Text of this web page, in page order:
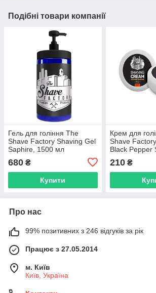
Подібні товари компанії
Гель для гоління The
Shave Factory Shaving Gel
Saphire, 1500 мл
680 ₴
Купити
Крем для
Shave
Black Pepper
210₴
Про нас
99% позитивних з 246 відгуків за рік
Працює з 27.05.2014
м. Київ
Київ, Україна